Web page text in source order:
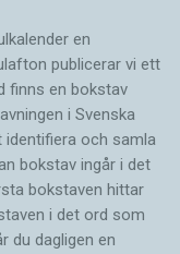
en
publicerar vi ett
finns en bokstav
i Svenska
identifiera och samla
bokstav ingår i det
bokstaven hittar
i det ord som
du dagligen en